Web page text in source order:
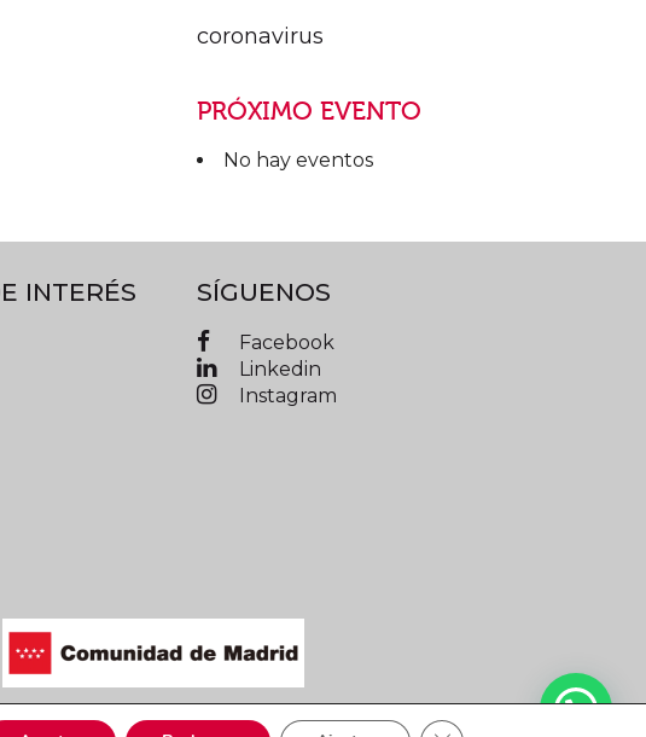
coronavirus
PRÓXIMO EVENTO
No hay eventos
INTERÉS SÍGUENOS
Facebook
Linkedin
Instagram
CARNIMAD © 2019 Todos los derechos reservados